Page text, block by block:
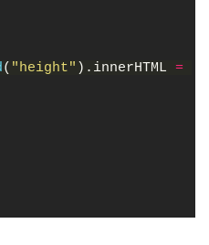
( "height" ).innerHTML